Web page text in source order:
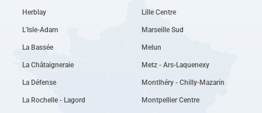
Herblay
L'Isle-Adam
La Bassée
La Châtaigneraie
La Défense
La Rochelle - Lagord
Lille Centre
Marseille Sud
Melun
Metz - Ars-Laquenexy
Montlhéry - Chilly-Mazarin
Montpellier Centre